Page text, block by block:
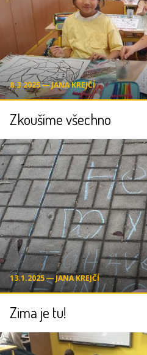
8.3.2025 ― JANA KREJČÍ
Zkoušíme všechno
13.1.2025 ― JANA KREJČÍ
Zima je tu!